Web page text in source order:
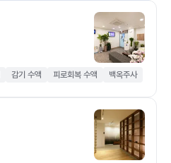
감기 수액 피로회복 수액 백옥주사